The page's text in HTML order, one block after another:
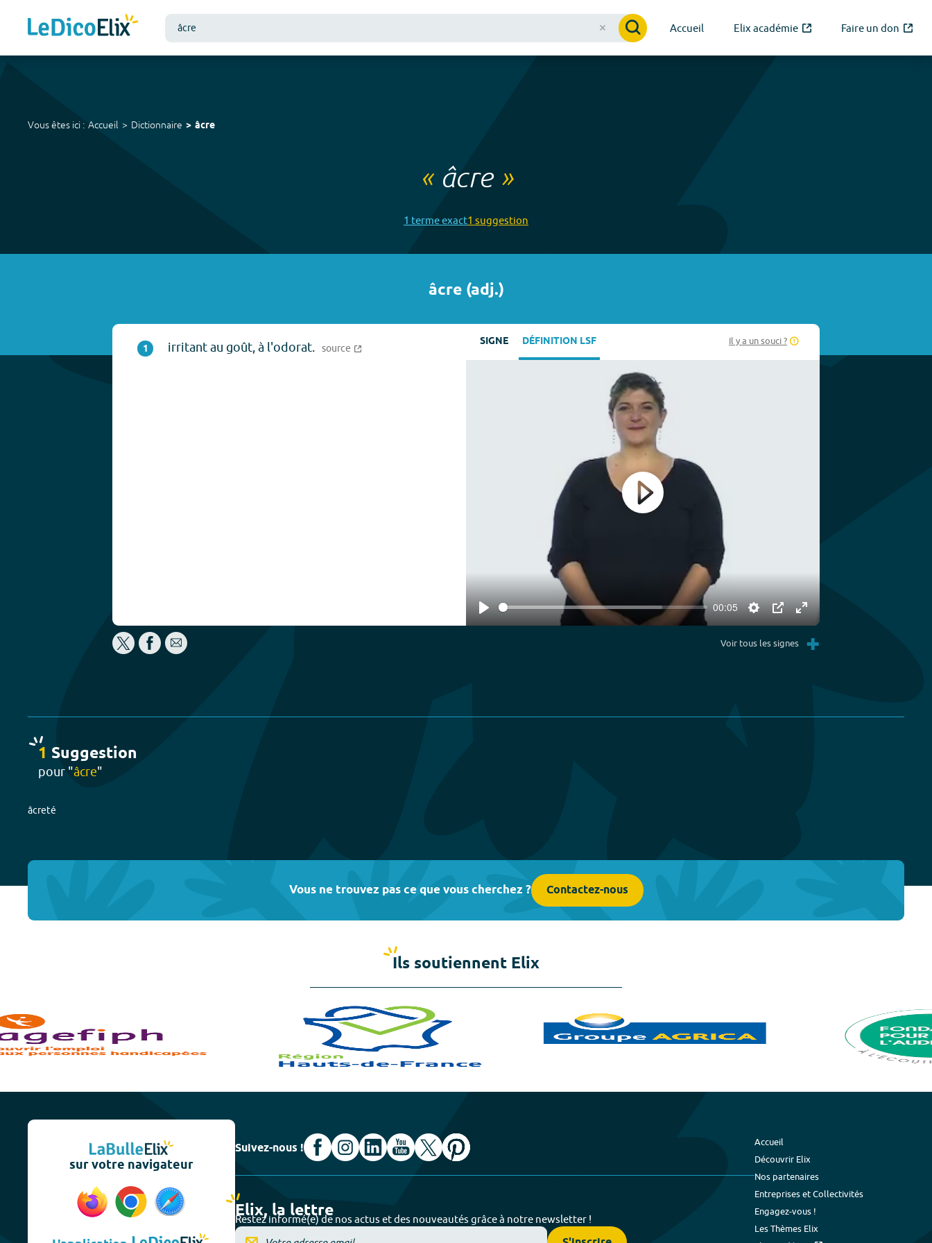
Accueil Elix académie Faire un don
Vous êtes ici : Accueil Dictionnaire âcre
« âcre»
1 termeexact1 suggestion
âcre(adj.)
1 irritant au goût, à l'odorat. source SIGNE DÉFINITION LSF Il y a un souci ?
Play
00:05
Settings
PIP Enter
fullscreen
Play
Voir tous les signes +
1 Suggestion
pour "âcre"
âcreté
Vous ne trouvez pas ce que vous cherchez ? Contactez-nous
Ils soutiennent Elix
sur votre navigateur
Suivez-nous !
Elix, la lettre
Restez informé(e) de nos actus et des nouveautés grâce à notre newsletter !
Accueil
Découvrir Elix
Nos partenaires
Entreprises et Collectivités
Engagez-vous !
Les Thèmes Elix